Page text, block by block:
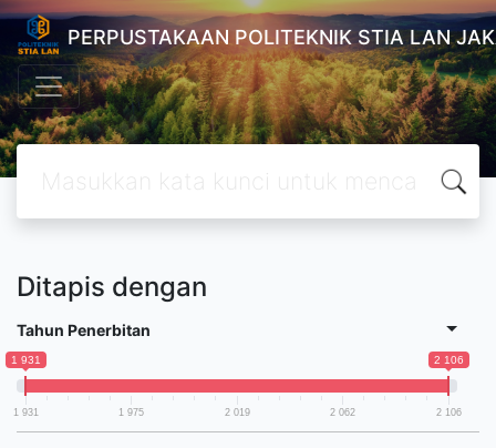
PERPUSTAKAAN POLITEKNIK STIA LAN
Ditapis dengan
Tahun Penerbitan
1 931 2 106
1 931 1 975 2 019 2 062 2 106